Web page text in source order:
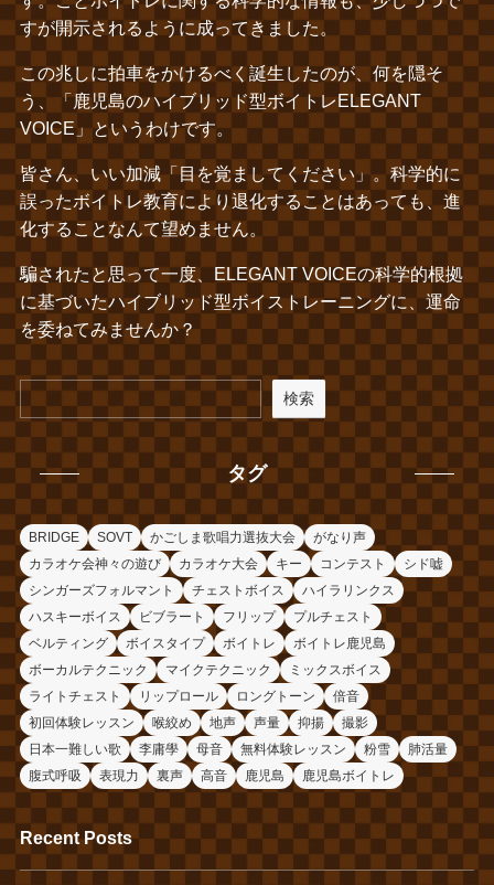
すが開示されるように成ってきました。
この兆しに拍車をかけるべく誕生したのが、何を隠そ
う、「鹿児島のハイブリッド型ボイトレELEGANT
VOICE」というわけです。
皆さん、いい加減「目を覚ましてください」。科学的に
誤ったボイトレ教育により退化することはあっても、進
化することなんて望めません。
騙されたと思って一度、ELEGANT VOICEの科学的根拠
に基づいたハイブリッド型ボイストレーニングに、運命
を委ねてみませんか？
検索
タグ
BRIDGE SOVT かごしま歌唱力選抜大会
がなり声
カラオケ会神々の遊び
カラオケ大会 キー コンテスト
シド嘘
シンガーズフォルマント
チェストボイス
ハイラリンクス
ハスキーボイス
ビブラート フリップ
プルチェスト
ベルティング
ボイスタイプ ボイトレ
ボイトレ鹿児島
ボーカルテクニック
マイクテクニック
ミックスボイス
ライトチェスト
リップロール ロングトーン
倍音
初回体験レッスン
喉絞め 地声 声量 抑揚
撮影
日本一難しい歌
李庸學 母音 無料体験レッスン 粉雪
肺活量
腹式呼吸
表現力 裏声 高音 鹿児島 鹿児島ボイトレ
Recent Posts